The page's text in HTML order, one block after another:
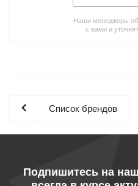
Наши менеджеры
с вами и
Список брендов
Подпишитесь на